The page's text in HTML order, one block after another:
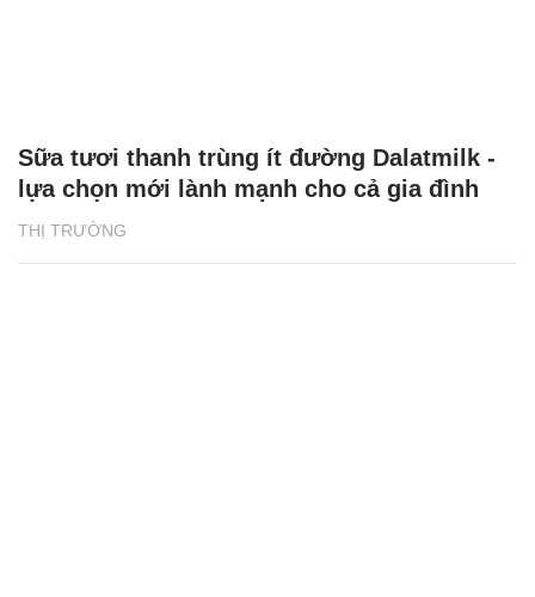
THỊ TRƯỜNG
Sữa tươi thanh trùng ít đường Dalatmilk -
lựa chọn mới lành mạnh cho cả gia đình